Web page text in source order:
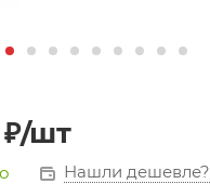
₽/шт
Нашли дешевле?